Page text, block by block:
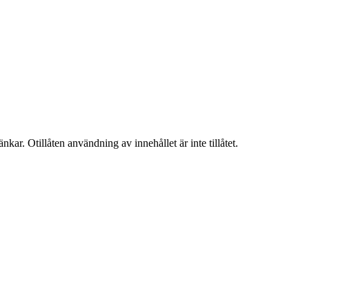
Otillåten användning av innehållet är inte tillåtet.